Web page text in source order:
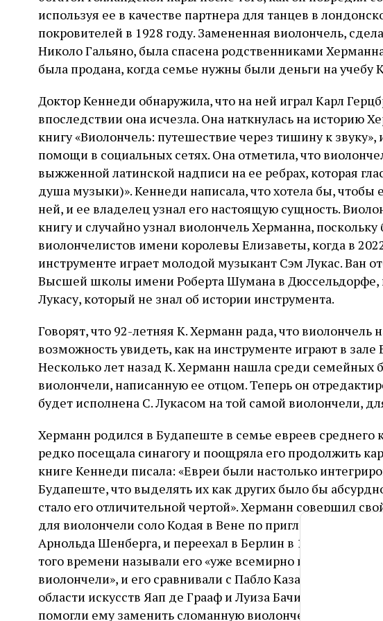
используя ее в качестве партнера для танцев в
покровителей в 1928 году. Замененная виолончель,
Николо Гальяно, была спасена родственниками
была продана, когда семье нужны были деньги на учебу
Доктор Кеннеди обнаружила, что на ней играл Карл
впоследствии она исчезла. Она наткнулась на историю
книгу «Виолончель: путешествие через тишину к
помощи в социальных сетях. Она отметила, что
выжженной латинской надписи на ее ребрах, которая
душа музыки)». Кеннеди написала, что хотела бы, чтобы
ней, и ее владелец узнал его настоящую сущность.
книгу и случайно узнал виолончель Херманна,
виолончелистов имени королевы Елизаветы, когда в
инструменте играет молодой музыкант Сэм Лукас. Ван
Высшей школы имени Роберта Шумана в Дюссельдорфе,
Лукасу, который не знал об истории инструмента.
Говорят, что 92-летняя К. Херманн рада, что виолончель
возможность увидеть, как на инструменте играют в
Несколько лет назад К. Херманн нашла среди семейных
виолончели, написанную ее отцом. Теперь он
будет исполнена С. Лукасом на той самой виолончели,
Херманн родился в Будапеште в семье евреев среднего
редко посещала синагогу и поощряла его продолжить
книге Кеннеди писала: «Евреи были настолько
Будапеште, что выделять их как других было бы
стало его отличительной чертой». Херманн совершил
для виолончели соло Кодая в Вене по приглашению
Арнольда Шенберга, и переехал в Берлин в 1923 году,
того времени называли его «уже всемирно известным
виолончели», и его сравнивали с Пабло Казальсом. В
области искусств Яап де Грааф и Луиза Бачиене,
помогли ему заменить сломанную виолончель по
слово в переводе